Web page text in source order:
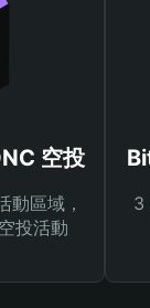
空投
區域，
投活動
3